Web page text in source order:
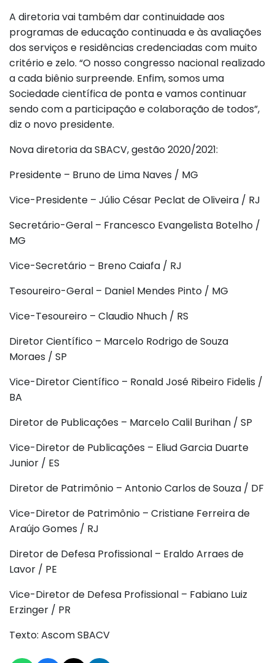
A diretoria vai também dar continuidade aos
programas de educação continuada e às avaliações
dos serviços e residências credenciadas com muito
critério e zelo. “O nosso congresso nacional realizado
a cada biênio surpreende. Enfim, somos uma
Sociedade científica de ponta e vamos continuar
sendo com a participação e colaboração de todos”,
diz o novo presidente.
Nova diretoria da SBACV, gestão 2020/2021:
Presidente – Bruno de Lima Naves / MG
Vice-Presidente – Júlio César Peclat de Oliveira / RJ
Secretário-Geral – Francesco Evangelista Botelho /
MG
Vice-Secretário – Breno Caiafa / RJ
Tesoureiro-Geral – Daniel Mendes Pinto / MG
Vice-Tesoureiro – Claudio Nhuch / RS
Diretor Científico – Marcelo Rodrigo de Souza
Moraes / SP
Vice-Diretor Científico – Ronald José Ribeiro Fidelis /
BA
Diretor de Publicações – Marcelo Calil Burihan / SP
Vice-Diretor de Publicações – Eliud Garcia Duarte
Junior / ES
Diretor de Patrimônio – Antonio Carlos de Souza / DF
Vice-Diretor de Patrimônio – Cristiane Ferreira de
Araújo Gomes / RJ
Diretor de Defesa Profissional – Eraldo Arraes de
Lavor / PE
Vice-Diretor de Defesa Profissional – Fabiano Luiz
Erzinger / PR
Texto: Ascom SBACV